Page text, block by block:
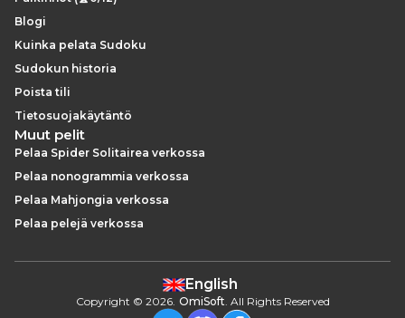
Blogi
Kuinka pelata Sudoku
Sudokun historia
Poista tili
Tietosuojakäytäntö
Muut pelit
Pelaa Spider Solitairea verkossa
Pelaa nonogrammia verkossa
Pelaa Mahjongia verkossa
Pelaa pelejä verkossa
English
Copyright © 2026. OmiSoft. All Rights Reserved